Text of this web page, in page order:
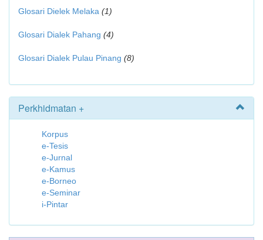
Glosari Dielek Melaka (1)
Glosari Dialek Pahang (4)
Glosari Dialek Pulau Pinang (8)
Perkhidmatan +
Korpus
e-Tesis
e-Jurnal
e-Kamus
e-Borneo
e-Seminar
i-Pintar